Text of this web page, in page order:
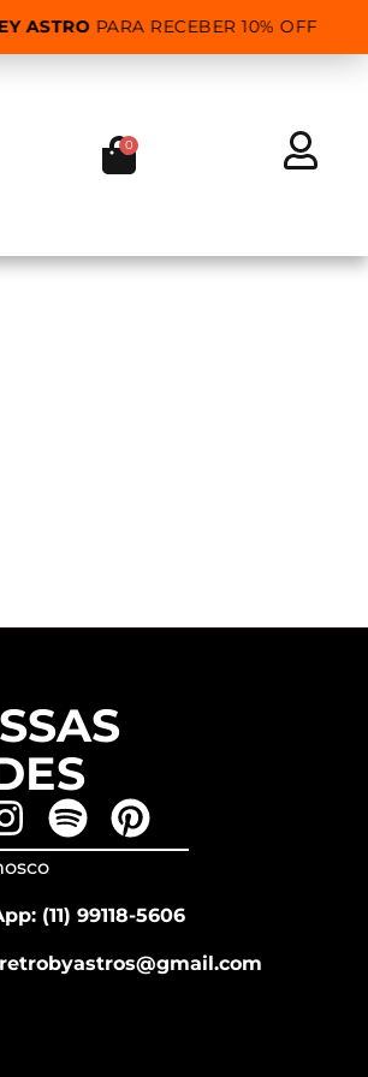
ASTROPARA RECEBER 10% OFF
0
(11) 99118-5606